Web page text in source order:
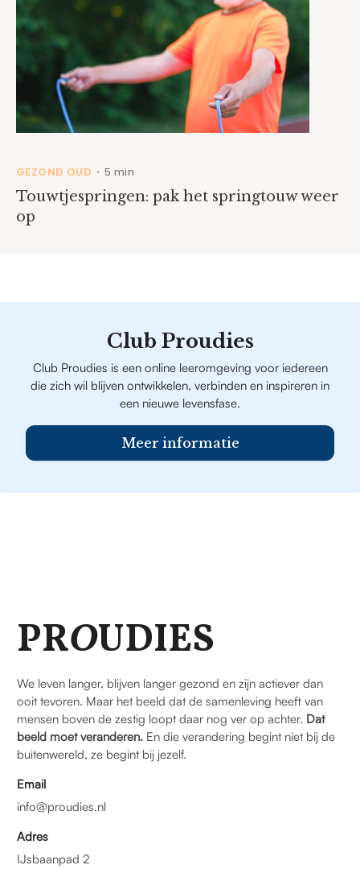
GEZOND OUD • 5 min
Touwtjespringen: pak het springtouw weer
op
Club Proudies
Club Proudies is een online leeromgeving voor iedereen
die zich wil blijven ontwikkelen, verbinden en inspireren in
een nieuwe levensfase.
Meer informatie
PROUDIES
We leven langer, blijven langer gezond en zijn actiever dan
ooit tevoren. Maar het beeld dat de samenleving heeft van
mensen boven de zestig loopt daar nog ver op achter. Dat
beeld moet veranderen. En die verandering begint niet bij de
buitenwereld, ze begint bij jezelf.
Email
info@proudies.nl
Adres
IJsbaanpad 2